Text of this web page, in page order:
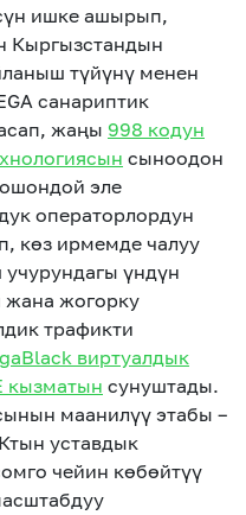
ишке ашырып,
Кыргызстандын
түйүнү менен
санариптик
жаңы 998 кодун
сыноодон
эле
операторлордун
көз ирмемде чалуу
үндүн
жана жогорку
трафикти
виртуалдык
кызматын сунуштады.
маанилүү этабы –
уставдык
чейин көбөйтүү